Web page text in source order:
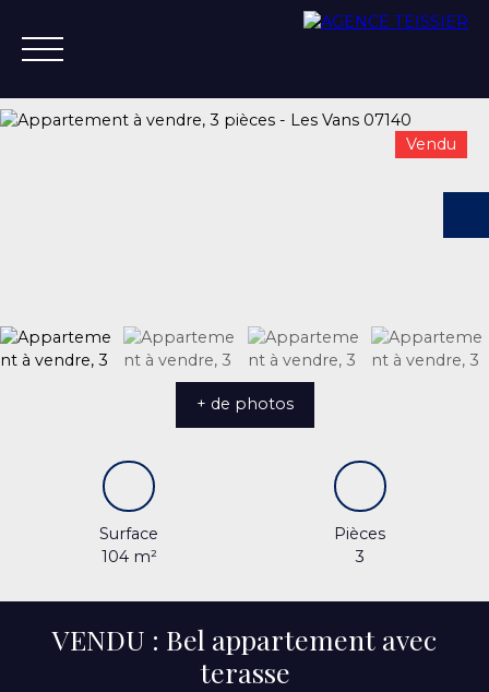
+33 4 75 37 21 14
Vendu
+ de photos
Surface
104 m²
Pièces
3
VENDU : Bel appartement avec
terasse